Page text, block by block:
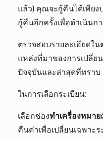
แล้ว) คุณจะกู้คืนได้เพียง
กู้คืนอีกครั้งเพื่อดำเนินก
ตรวจสอบรายละเอียดใ
แหล่งที่มาของการเปลี่
ปัจจุบันและล่าสุดที่ทราบ
ในการเลือกระเบียน:
เลือกช่องทำเครื่องหมาย
คืนค่าเพื่อเปลี่ยนเฉพาะ